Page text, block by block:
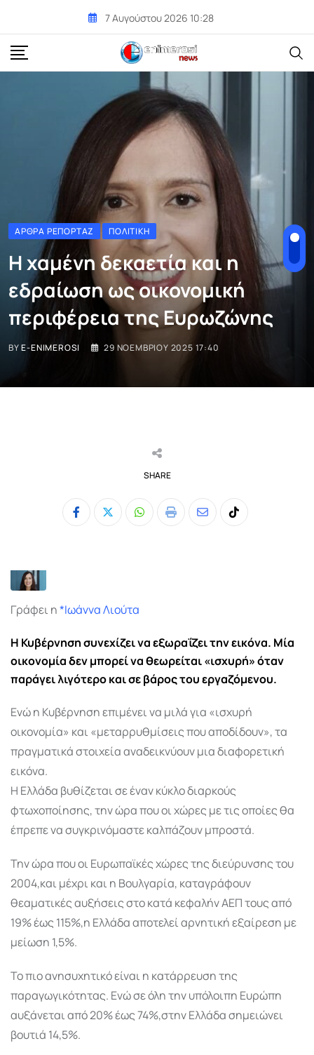
content
7 Αυγούστου 2026 10:28
ΆΡΘΡΑ ΡΕΠΟΡΤΆΖ ΠΟΛΙΤΙΚΉ
Η χαμένη δεκαετία και η
εδραίωση ως οικονομική
περιφέρεια της Ευρωζώνης
BYE-ENIMEROSI 29 ΝΟΕΜΒΡΊΟΥ 2025 17:40
SHARE
Whatsapp
Print
ShareTiktok
Γράφει η*Ιωάννα Λιούτα
Η Κυβέρνηση συνεχίζει να εξωραΐζει την εικόνα. Μία
οικονομία δεν μπορεί να θεωρείται «ισχυρή» όταν
παράγει λιγότερο και σε βάρος του εργαζόμενου.
Ενώ η Κυβέρνηση επιμένει να μιλά για «ισχυρή
οικονομία» και «μεταρρυθμίσεις που αποδίδουν», τα
πραγματικά στοιχεία αναδεικνύουν μια διαφορετική
εικόνα.
Η Ελλάδα βυθίζεται σε έναν κύκλο διαρκούς
φτωχοποίησης, την ώρα που οι χώρες με τις οποίες θα
έπρεπε να συγκρινόμαστε καλπάζουν μπροστά.
Την ώρα που οι Ευρωπαϊκές χώρες της διεύρυνσης του
2004,και μέχρι και η Βουλγαρία, καταγράφουν
θεαματικές αυξήσεις στο κατά κεφαλήν ΑΕΠ τους από
19% έως 115%,η Ελλάδα αποτελεί αρνητική εξαίρεση με
μείωση 1,5%.
Το πιο ανησυχητικό είναι η κατάρρευση της
παραγωγικότητας. Ενώ σε όλη την υπόλοιπη Ευρώπη
αυξάνεται από 20% έως 74%,στην Ελλάδα σημειώνει
βουτιά 14,5%.